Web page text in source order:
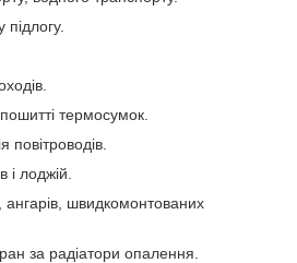
підлогу.
термосумок.
повітроводів.
і лоджій.
ангарів, швидкомонтованих
за радіатори опалення.